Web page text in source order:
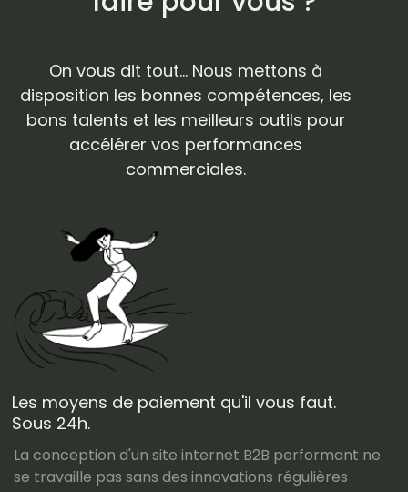
On vous dit tout... Nous mettons à
disposition les bonnes compétences, les
bons talents et les meilleurs outils pour
accélérer vos performances
commerciales.
Les moyens de paiement qu'il vous faut.
Sous 24h.
La conception d'un site internet B2B performant ne
se travaille pas sans des innovations régulières